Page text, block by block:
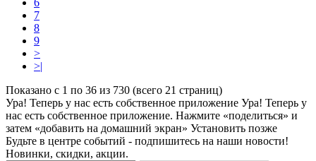
6
7
8
9
>
>|
Показано с 1 по 36 из 730 (всего 21 страниц)
Ура! Теперь у нас есть собственное приложение Ура! Теперь у
нас есть собственное приложение. Нажмите «поделиться» и
затем «добавить на домашний экран» Установить позже
Будьте в центре событий - подпишитесь на наши новости!
Новинки, скидки, акции.